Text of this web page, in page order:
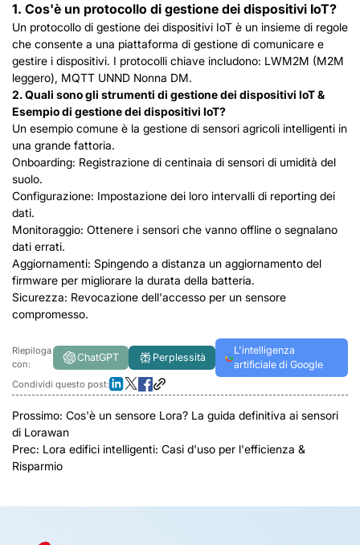
1. Cos'è un protocollo di gestione dei dispositivi IoT?
Un protocollo di gestione dei dispositivi IoT è un insieme di regole
che consente a una piattaforma di gestione di comunicare e
gestire i dispositivi. I protocolli chiave includono: LWM2M (M2M
leggero), MQTT UNND Nonna DM.
2. Quali sono gli strumenti di gestione dei dispositivi IoT &
Esempio di gestione dei dispositivi IoT?
Un esempio comune è la gestione di sensori agricoli intelligenti in
una grande fattoria.
Onboarding: Registrazione di centinaia di sensori di umidità del
suolo.
Configurazione: Impostazione dei loro intervalli di reporting dei
dati.
Monitoraggio: Ottenere i sensori che vanno offline o segnalano
dati errati.
Aggiornamenti: Spingendo a distanza un aggiornamento del
firmware per migliorare la durata della batteria.
Sicurezza: Revocazione dell'accesso per un sensore
compromesso.
Riepiloga
con:
ChatGPT Perplessità
L'intelligenza
artificiale di Google
Condividi questo post:
Prossimo: Cos'è un sensore Lora? La guida definitiva ai sensori
di Lorawan
Prec: Lora edifici intelligenti: Casi d'uso per l'efficienza &
Risparmio